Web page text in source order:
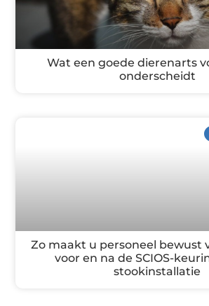
Wat een goede dierenarts
onderscheidt
Zo maakt u personeel bewust
voor en na de SCIOS-
stookinstallatie